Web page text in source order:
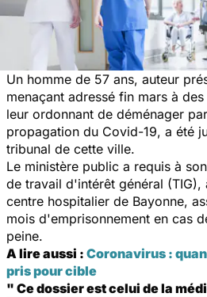
Un homme de 57 ans, auteur
menaçant adressé fin mars à
leur ordonnant de déménager
propagation du Covid-19, a été
tribunal de cette ville.
Le ministère public a requis à
de travail d'intérêt général (TIG),
centre hospitalier de Bayonne,
mois d'emprisonnement en cas
peine.
A lire aussi : Coronavirus :
pris pour cible
" Ce dossier est celui de la